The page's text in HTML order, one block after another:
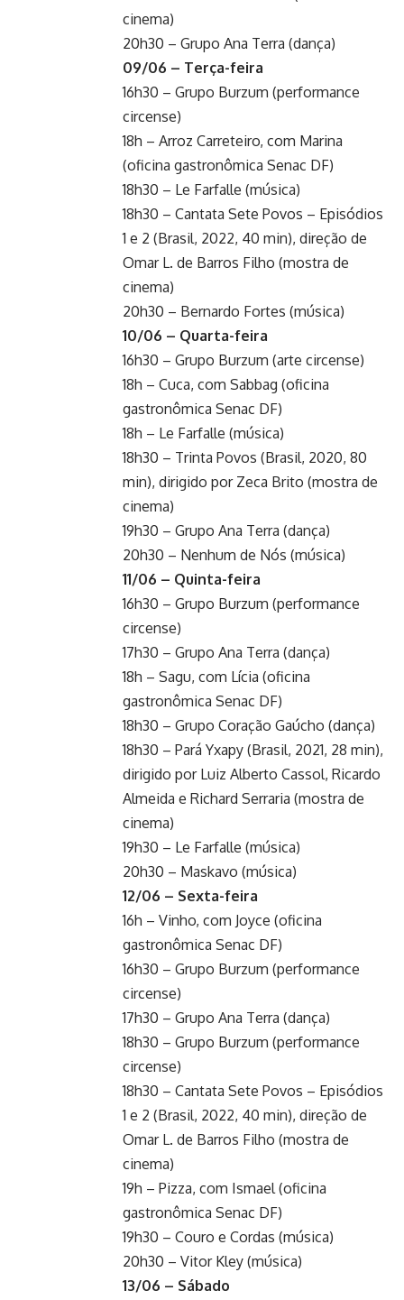
cinema)
20h30 – Grupo Ana Terra (dança)
09/06 – Terça-feira
16h30 – Grupo Burzum (performance
circense)
18h – Arroz Carreteiro, com Marina
(oficina gastronômica Senac DF)
18h30 – Le Farfalle (música)
18h30 – Cantata Sete Povos – Episódios
1 e 2 (Brasil, 2022, 40 min), direção de
Omar L. de Barros Filho (mostra de
cinema)
20h30 – Bernardo Fortes (música)
10/06 – Quarta-feira
16h30 – Grupo Burzum (arte circense)
18h – Cuca, com Sabbag (oficina
gastronômica Senac DF)
18h – Le Farfalle (música)
18h30 – Trinta Povos (Brasil, 2020, 80
min), dirigido por Zeca Brito (mostra de
cinema)
19h30 – Grupo Ana Terra (dança)
20h30 – Nenhum de Nós (música)
11/06 – Quinta-feira
16h30 – Grupo Burzum (performance
circense)
17h30 – Grupo Ana Terra (dança)
18h – Sagu, com Lícia (oficina
gastronômica Senac DF)
18h30 – Grupo Coração Gaúcho (dança)
18h30 – Pará Yxapy (Brasil, 2021, 28 min),
dirigido por Luiz Alberto Cassol, Ricardo
Almeida e Richard Serraria (mostra de
cinema)
19h30 – Le Farfalle (música)
20h30 – Maskavo (música)
12/06 – Sexta-feira
16h – Vinho, com Joyce (oficina
gastronômica Senac DF)
16h30 – Grupo Burzum (performance
circense)
17h30 – Grupo Ana Terra (dança)
18h30 – Grupo Burzum (performance
circense)
18h30 – Cantata Sete Povos – Episódios
1 e 2 (Brasil, 2022, 40 min), direção de
Omar L. de Barros Filho (mostra de
cinema)
19h – Pizza, com Ismael (oficina
gastronômica Senac DF)
19h30 – Couro e Cordas (música)
20h30 – Vitor Kley (música)
13/06 – Sábado